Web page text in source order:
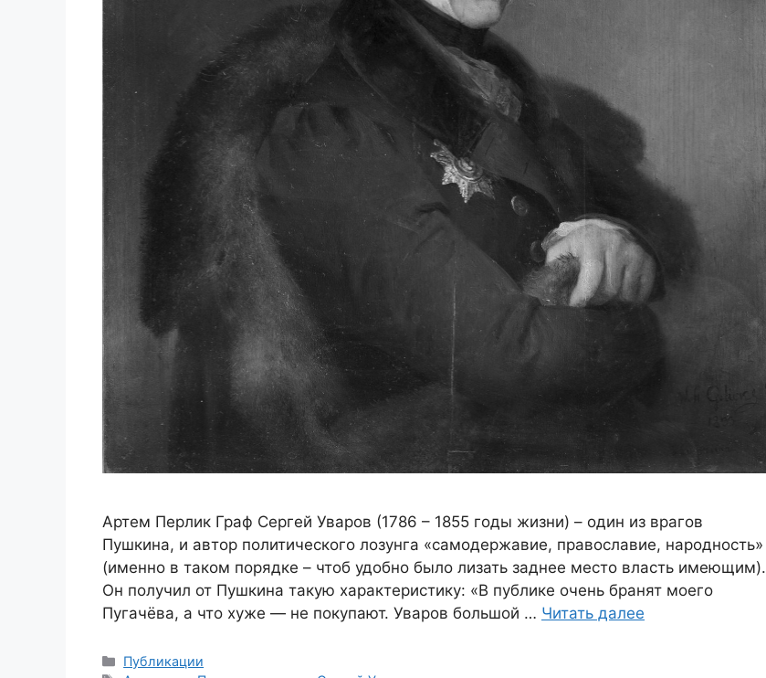
Артем Перлик Граф Сергей Уваров (1786 – 1855 годы жизни) – один из врагов
Пушкина, и автор политического лозунга «самодержавие, православие, народность»
(именно в таком порядке – чтоб удобно было лизать заднее место власть имеющим).
Он получил от Пушкина такую характеристику: «В публике очень бранят моего
Пугачёва, а что хуже — не покупают. Уваров большой … Читать далее
Рубрики
Публикации